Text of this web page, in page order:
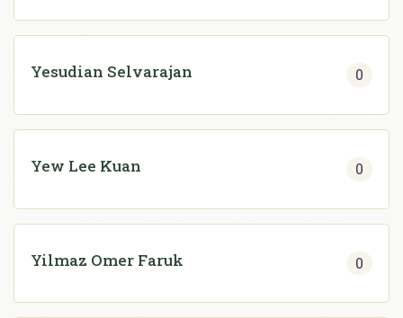
Yesudian Selvarajan 0
Yew Lee Kuan 0
Yilmaz Omer Faruk 0